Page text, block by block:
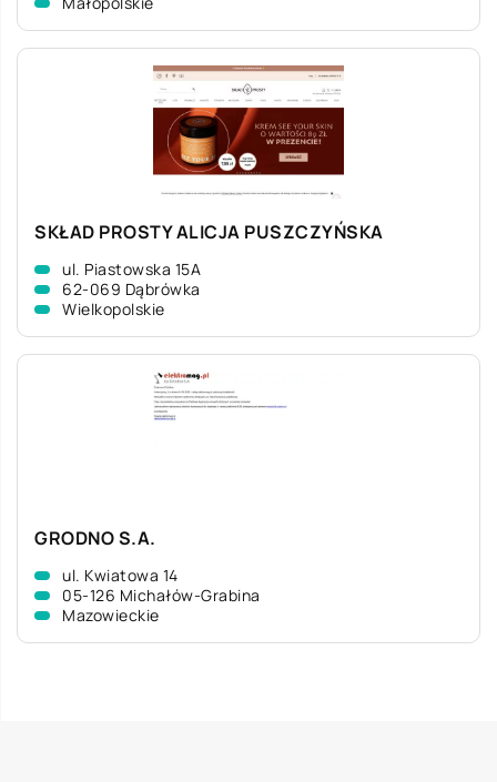
SKŁAD PROSTY ALICJA PUSZCZYŃSKA
ul. Piastowska 15A
62-069 Dąbrówka
Wielkopolskie
GRODNO S.A.
ul. Kwiatowa 14
05-126 Michałów-Grabina
Mazowieckie